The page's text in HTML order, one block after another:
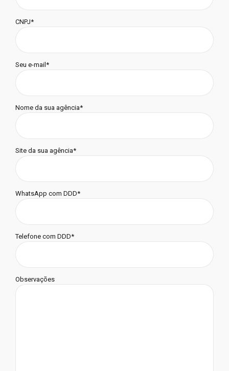
CNPJ*
Seu e-mail*
Nome da sua agência*
Site da sua agência*
WhatsApp com DDD*
Telefone com DDD*
Observações